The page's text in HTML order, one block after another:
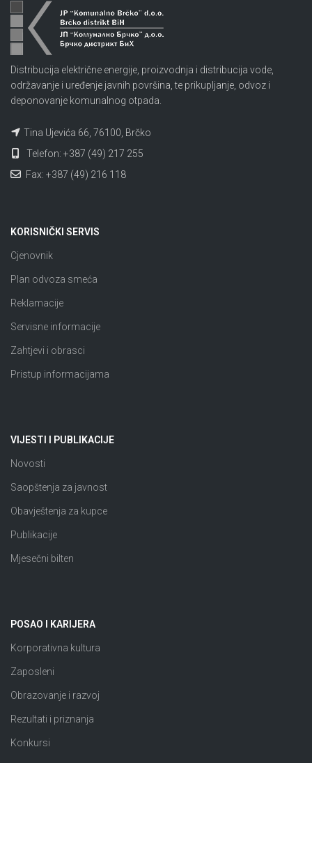
Distribucija električne energije, proizvodnja i distribucija vode,
održavanje i uređenje javnih površina, te prikupljanje, odvoz i
deponovanje komunalnog otpada.
Tina Ujevića 66, 76100, Brčko
Telefon: +387 (49) 217 255
Fax: +387 (49) 216 118
KORISNIČKI SERVIS
Cjenovnik
Plan odvoza smeća
Reklamacije
Servisne informacije
Zahtjevi i obrasci
Pristup informacijama
VIJESTI I PUBLIKACIJE
Novosti
Saopštenja za javnost
Obavještenja za kupce
Publikacije
Mjesečni bilten
POSAO I KARIJERA
Korporativna kultura
Zaposleni
Obrazovanje i razvoj
Rezultati i priznanja
Konkursi